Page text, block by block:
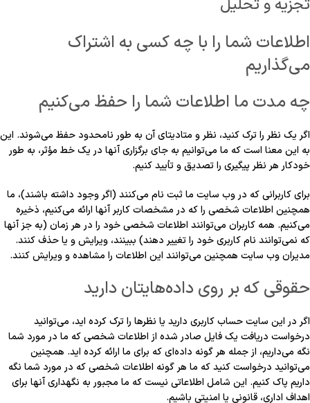
تجزیه و تحلیل
اطلاعات شما را با چه کسی به اشتراک
می‌گذاریم
چه مدت ما اطلاعات شما را حفظ می‌کنیم
اگر یک نظر را ترک کنید، نظر و متادیتای آن به طور نامحدود حفظ می‌شوند. این
به این معنا است که ما می‌توانیم به جای برگزاری آنها در یک خط مؤثر، به طور
خودکار هر نظر پیگیری را تصدیق و تأیید کنیم.
برای کاربرانی که در وب سایت ما ثبت نام می‌کنند (اگر وجود داشته باشند)، ما
همچنین اطلاعات شخصی را که در مشخصات کاربر آنها ارائه می‌کنیم، ذخیره
می‌کنیم. همه کاربران می‌توانند اطلاعات شخصی خود را در هر زمان (به جز آنها
که نمی‌توانند نام کاربری خود را تغییر دهند) ببینند، ویرایش و یا حذف کنند.
مدیران وب سایت همچنین می‌توانند این اطلاعات را مشاهده و ویرایش کنند.
حقوقی که بر روی داده‌هایتان دارید
اگر در این سایت حساب کاربری دارید یا نظرها را ترک کرده اید، می‌توانید
درخواست دریافت یک فایل صادر شده از اطلاعات شخصی که ما در مورد شما
نگه می‌داریم، از جمله هر گونه داده‌ای که برای ما ارائه کرده اید. همچنین
می‌توانید درخواست کنید که ما هر گونه اطلاعات شخصی که در مورد شما نگه
داریم پاک کنیم. این شامل اطلاعاتی نیست که ما مجبور به نگهداری آنها برای
اهداف اداری، قانونی یا امنیتی باشیم.